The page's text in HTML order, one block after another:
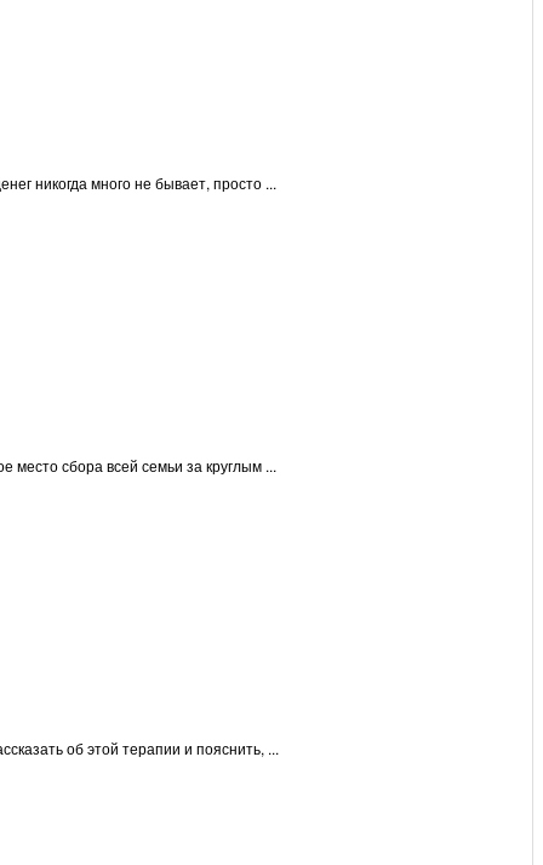
никогда много не бывает, просто ...
место сбора всей семьи за круглым ...
об этой терапии и пояснить, ...